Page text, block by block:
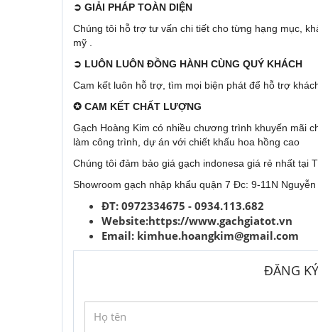
➲ GIẢI PHÁP TOÀN DIỆN
Chúng tôi hỗ trợ tư vấn chi tiết cho từng hạng mục,
mỹ .
➲ LUÔN LUÔN ĐỒNG HÀNH CÙNG QUÝ KHÁCH
Cam kết luôn hỗ trợ, tìm mọi biện phát để hỗ trợ
✪ CAM KẾT CHẤT LƯỢNG
Gạch Hoàng Kim có nhiều chương trình khuyến mãi
làm công trình, dự án với chiết khấu hoa hồng cao
Chúng tôi đảm bảo giá gạch indonesa giá rẻ nhất tại
Showroom gạch nhập khẩu quận 7 Đc: 9-11N
ĐT: 0972334675 - 0934.113.682
Website:https://www.gachgiatot.vn
Email: kimhue.hoangkim@gmail.com
ĐĂNG